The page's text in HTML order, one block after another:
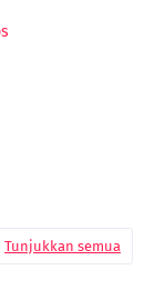
Tunjukkan semua